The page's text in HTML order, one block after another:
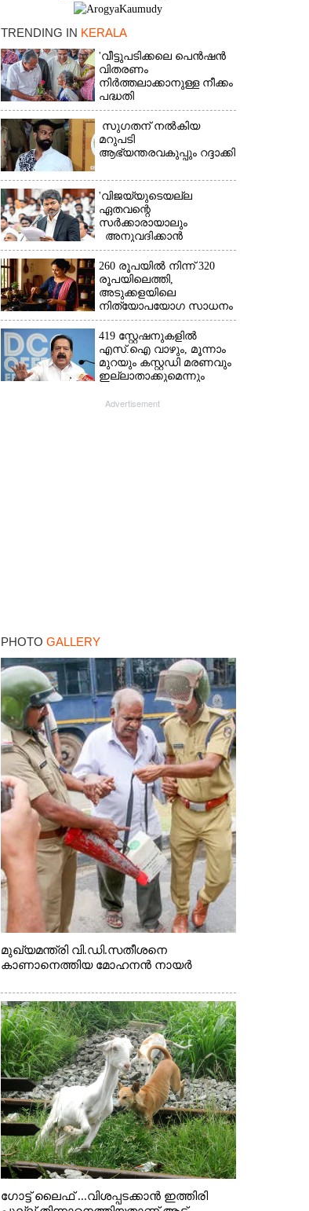
TRENDING IN KERALA
'വീട്ടുപടിക്കലെ പെൻഷൻ
വിതരണം
നിർത്തലാക്കാനുള്ള നീക്കം
പദ്ധതി
അവസാനിപ്പിക്കാനുള്ള
യുഡിഎഫ് അജണ്ടയുടെ
ആദ്യപടി'
സുഗതന് നൽകിയ
മറുപടി
ആഭ്യന്തരവകുപ്പും റദ്ദാക്കി
'വിജയ്‌യുടെയല്ല
ഏതവന്റെ
സർക്കാരായാലും
അനുവദിക്കാൻ
കഴിയില്ല;
മുല്ലപ്പെരിയാറിന്റെ
വെള്ളം കൂട്ടുന്നത്
മനസിൽ വച്ചാൽമതി'
260 രൂപയിൽ നിന്ന് 320
രൂപയിലെത്തി,
അടുക്കളയിലെ
നിത്യോപയോഗ സാധനം
വാങ്ങിയാൽ കൈപൊള്ളും
419 സ്റ്റേഷനുകളിൽ
എസ്.ഐ വാഴും, മൂന്നാം
മുറയും കസ്റ്റഡി മരണവും
ഇല്ലാതാക്കുമെന്നും
Advertisement
PHOTO GALLERY
മുഖ്യമന്ത്രി വി.ഡി.സതീശനെ
കാണാനെത്തിയ മോഹനൻ നായർ
ഗോട്ട് ലൈഫ് ...വിശപ്പടക്കാൻ ഇത്തിരി
×